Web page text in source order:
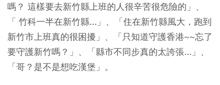
嗎？ 這樣要去新竹縣上班的人很辛苦很危險的」、
「 竹科一半在新竹縣...」、「住在新竹縣風大，跑到
新竹市上班真的很困擾」、「只知道守護香港~~忘了
要守護新竹嗎？」、「縣市不同步真的太誇張...」、
「哥？是不是想吃漢堡」。